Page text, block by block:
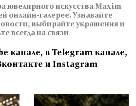
ювелирного искусства Maxim
онлайн-галерее. Узнавайте
выбирайте украшения и
всегда на связи
канале, в Telegram канале,
и Instagram